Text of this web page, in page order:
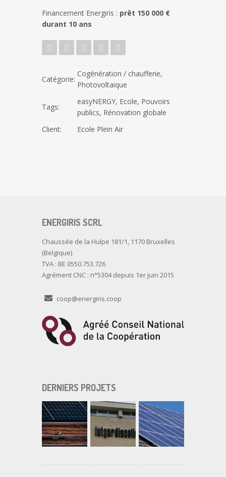
Financement Energiris : prêt 150 000 €
durant 10 ans
Catégorie:
Cogénération / chaufferie,
Photovoltaique
Tags:
easyNERGY, Ecole, Pouvoirs
publics, Rénovation globale
Client:
Ecole Plein Air
ENERGIRIS SCRL
Chaussée de la Hulpe 181/1, 1170 Bruxelles
(Belgique)
TVA : BE 0550.753.726
Agrément CNC : n°5304 depuis 1er juin 2015
coop@energiris.coop
DERNIERS PROJETS